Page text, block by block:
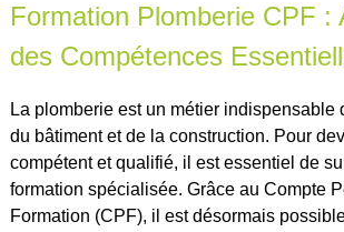
Formation Plomberie CPF :
des Compétences
La plomberie est un métier indispensable
du bâtiment et de la construction. Pour
compétent et qualifié, il est essentiel de
formation spécialisée. Grâce au Compte
Formation (CPF), il est désormais